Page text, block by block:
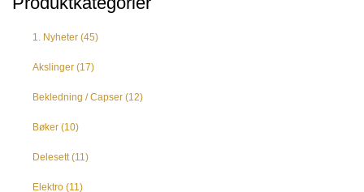
1. Nyheter (45)
Akslinger (17)
Bekledning / Capser (12)
Bøker (10)
Delesett (11)
Elektro (11)